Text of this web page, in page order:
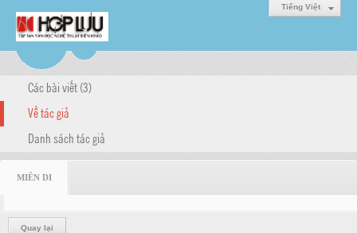
Tiếng Việt
Các bài viết (3)
Về tác giả
Danh sách tác giả
MIÊN DI
Quay lại